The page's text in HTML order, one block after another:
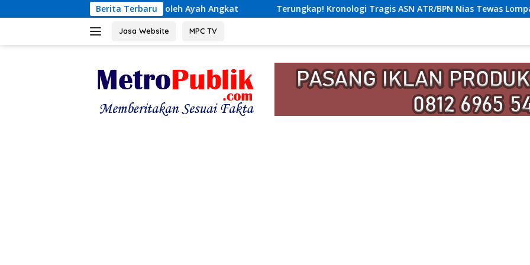
ke
Berita Terbaru
Seksual oleh Ayah Angkat Terungkap! Kronologi Tragis ASN ATR/BPN Nias Tewas Lompat dari Lantai 12
Jasa Website MPC TV